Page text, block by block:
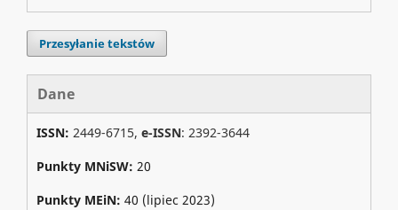
Przesyłanie tekstów
Dane
ISSN: 2449-6715, e-ISSN: 2392-3644
Punkty MNiSW: 20
Punkty MEiN: 40 (lipiec 2023)